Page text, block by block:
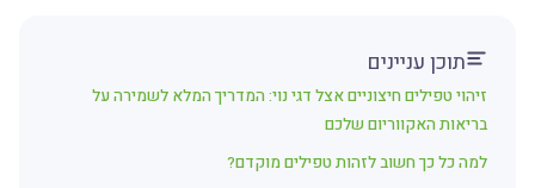
תוכן עניינים
זיהוי טפילים חיצוניים אצל דגי נוי: המדריך המלא לשמירה על
בריאות האקווריום שלכם
למה כל כך חשוב לזהות טפילים מוקדם?